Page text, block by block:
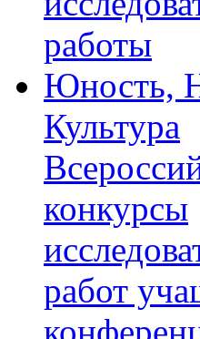
работы
Юность,
Культура
конкурсы
работ